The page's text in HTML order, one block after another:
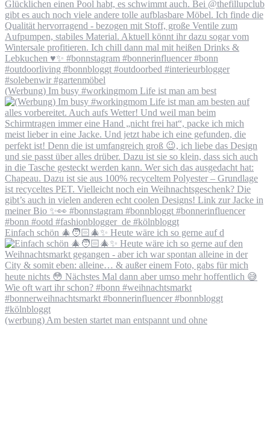
(Werbung) Im busy #workingmom Life ist man am best
Einfach schön 🎄🧑🏻‍🎄✨ Heute wäre ich so gerne auf d
(werbung) Am besten startet man entspannt und ohne